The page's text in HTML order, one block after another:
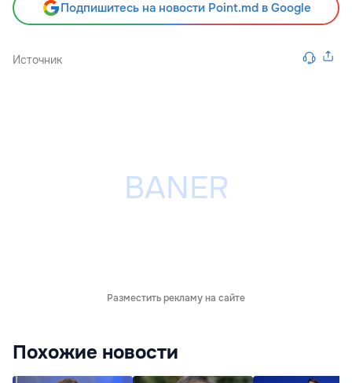
Подпишитесь на новости Point.md в Google
Источник
Разместить рекламу на сайте
Похожие новости